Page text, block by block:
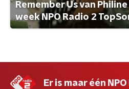
Remember Us van
week NPO Radio 2
Er is maar één